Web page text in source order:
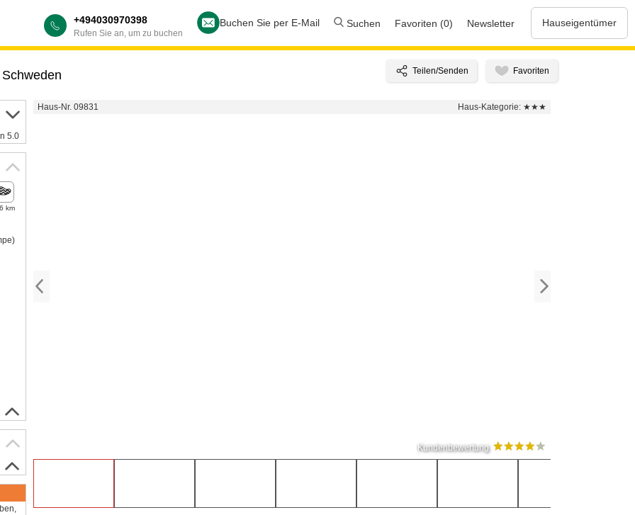
+494030970398
Rufen Sie an, um zu buchen
Buchen Sie per E-Mail Suchen Favoriten (0) Newsletter Hauseigentümer
Schweden
Haus-Nr. 09831 Haus-Kategorie: ★★★
Kundenbewertung
5.0
km